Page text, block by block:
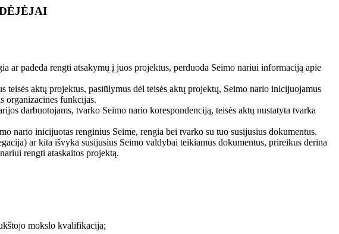
ar padeda rengti atsakymų į juos projektus, perduoda Seimo nariui informaciją apie
teisės aktų projektus, pasiūlymus dėl teisės aktų projektų, Seimo nario inicijuojamus
organizacines funkcijas.
darbuotojams, tvarko Seimo nario korespondenciją, teisės aktų nustatyta tvarka
nario inicijuotas renginius Seime, rengia bei tvarko su tuo susijusius dokumentus.
ar kita išvyka susijusius Seimo valdybai teikiamus dokumentus, prireikus derina
rengti ataskaitos projektą.
mokslo kvalifikacija;